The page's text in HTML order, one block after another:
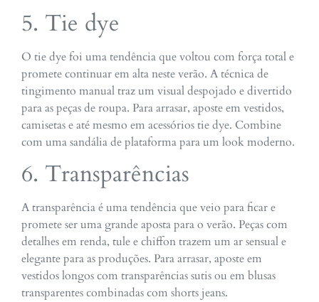
5. Tie dye
O tie dye foi uma tendência que voltou com força total e
promete continuar em alta neste verão. A técnica de
tingimento manual traz um visual despojado e divertido
para as peças de roupa. Para arrasar, aposte em vestidos,
camisetas e até mesmo em acessórios tie dye. Combine
com uma sandália de plataforma para um look moderno.
6. Transparências
A transparência é uma tendência que veio para ficar e
promete ser uma grande aposta para o verão. Peças com
detalhes em renda, tule e chiffon trazem um ar sensual e
elegante para as produções. Para arrasar, aposte em
vestidos longos com transparências sutis ou em blusas
transparentes combinadas com shorts jeans.